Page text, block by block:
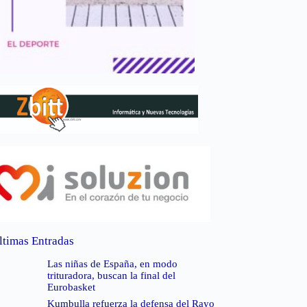
Entradas
Las niñas de España, en modo
trituradora, buscan la final del
Eurobasket
Kumbulla refuerza la defensa del Rayo